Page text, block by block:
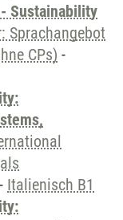
Sustainability
Sprachangebot
CPs) -
- Italienisch B1